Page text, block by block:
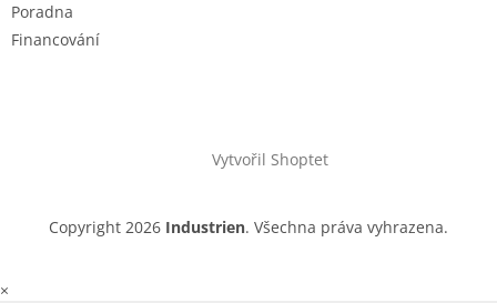
Poradna
Financování
Vytvořil Shoptet
Copyright 2026 Industrien. Všechna práva vyhrazena.
×